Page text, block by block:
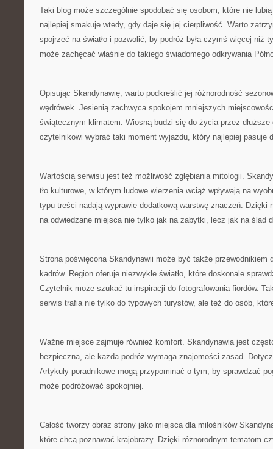
Taki blog może szczególnie spodobać się osobom, które nie
najlepiej smakuje wtedy, gdy daje się jej cierpliwość. Warto
spojrzeć na światło i pozwolić, by podróż była czymś więcej niż
może zachęcać właśnie do takiego świadomego odkrywania
Opisując Skandynawię, warto podkreślić jej różnorodność
wędrówek. Jesienią zachwyca spokojem mniejszych
świątecznym klimatem. Wiosną budzi się do życia przez
czytelnikowi wybrać taki moment wyjazdu, który najlepiej pasuje
Wartością serwisu jest też możliwość zgłębiania mitologii.
tło kulturowe, w którym ludowe wierzenia wciąż wpływają na
typu treści nadają wyprawie dodatkową warstwę znaczeń. Dzięki
na odwiedzane miejsca nie tylko jak na zabytki, lecz jak na ślad
Strona poświęcona Skandynawii może być także przewodnikiem
kadrów. Region oferuje niezwykłe światło, które doskonale
Czytelnik może szukać tu inspiracji do fotografowania fiordów.
serwis trafia nie tylko do typowych turystów, ale też do osób,
Ważne miejsce zajmuje również komfort. Skandynawia jest
bezpieczna, ale każda podróż wymaga znajomości zasad.
Artykuły poradnikowe mogą przypominać o tym, by sprawdzać
może podróżować spokojniej.
Całość tworzy obraz strony jako miejsca dla miłośników
które chcą poznawać krajobrazy. Dzięki różnorodnym tematom